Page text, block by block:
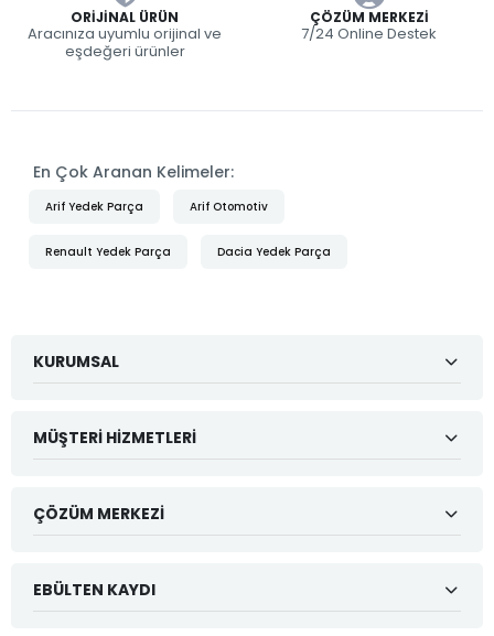
ORIJINAL ÜRÜN
Aracınıza uyumlu orijinal ve
eşdeğeri ürünler
ÇÖZÜM MERKEZI
7/24 Online Destek
En Çok Aranan Kelimeler:
Arif Yedek Parça Arif Otomotiv
Renault Yedek Parça Dacia Yedek Parça
KURUMSAL
MÜŞTERI HIZMETLERI
ÇÖZÜM MERKEZI
EBÜLTEN KAYDI